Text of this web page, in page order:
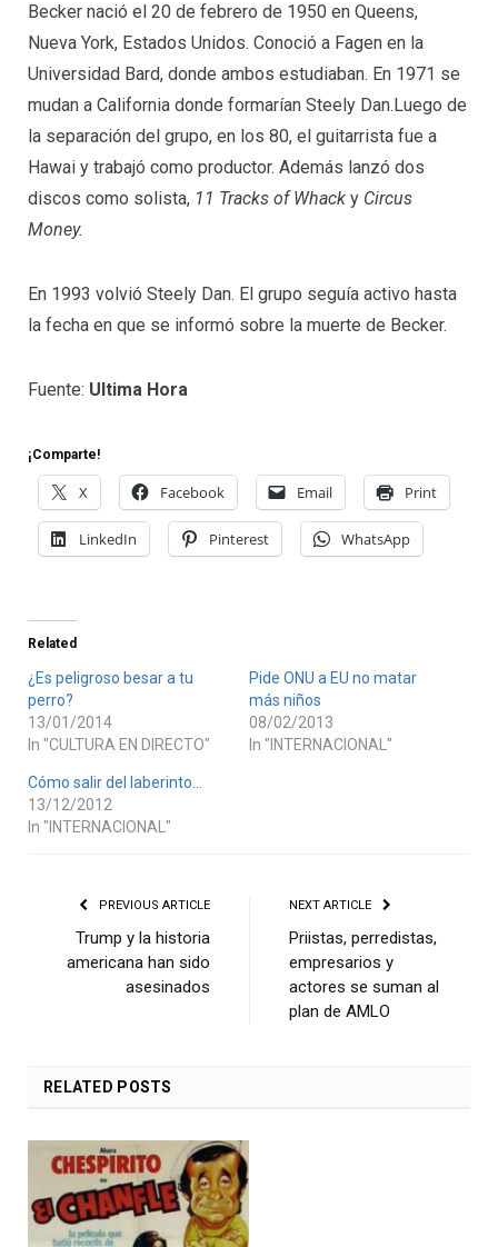
Becker nació el 20 de febrero de 1950 en Queens,
Nueva York, Estados Unidos. Conoció a Fagen en la
Universidad Bard, donde ambos estudiaban. En 1971 se
mudan a California donde formarían Steely Dan.Luego de
la separación del grupo, en los 80, el guitarrista fue a
Hawai y trabajó como productor. Además lanzó dos
discos como solista, 11 Tracks of Whack y Circus
Money.
En 1993 volvió Steely Dan. El grupo seguía activo hasta
la fecha en que se informó sobre la muerte de Becker.
Fuente: Ultima Hora
¡Comparte!
X Facebook Email Print
LinkedIn Pinterest WhatsApp
Related
¿Es peligroso besar a tu
perro?
13/01/2014
In "CULTURA EN DIRECTO"
Pide ONU a EU no matar
más niños
08/02/2013
In "INTERNACIONAL"
Cómo salir del laberinto…
13/12/2012
In "INTERNACIONAL"
PREVIOUS ARTICLE
Trump y la historia
americana han sido
asesinados
NEXT ARTICLE
Priistas, perredistas,
empresarios y
actores se suman al
plan de AMLO
RELATED POSTS